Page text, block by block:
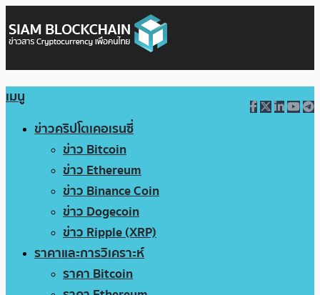
เมนู
ข่าวคริปโตเคอเรนซี่
ข่าว Bitcoin
ข่าว Ethereum
ข่าว Binance Coin
ข่าว Dogecoin
ข่าว Ripple (XRP)
ราคาและการวิเคราะห์
ราคา Bitcoin